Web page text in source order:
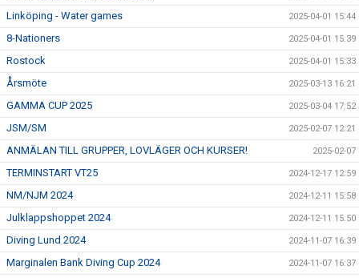
Linköping - Water games 2025-04-01 15:44
8-Nationers 2025-04-01 15:39
Rostock 2025-04-01 15:33
Årsmöte 2025-03-13 16:21
GAMMA CUP 2025 2025-03-04 17:52
JSM/SM 2025-02-07 12:21
ANMÄLAN TILL GRUPPER, LOVLÄGER OCH KURSER! 2025-02-07
TERMINSTART VT25 2024-12-17 12:59
NM/NJM 2024 2024-12-11 15:58
Julklappshoppet 2024 2024-12-11 15:50
Diving Lund 2024 2024-11-07 16:39
Marginalen Bank Diving Cup 2024 2024-11-07 16:37